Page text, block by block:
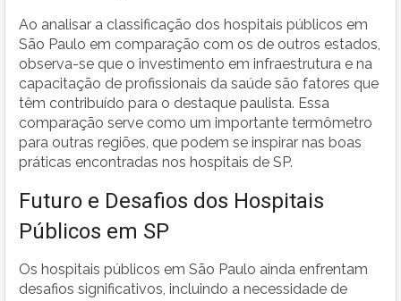
Ao analisar a classificação dos hospitais públicos em
São Paulo em comparação com os de outros estados,
observa-se que o investimento em infraestrutura e na
capacitação de profissionais da saúde são fatores que
têm contribuído para o destaque paulista. Essa
comparação serve como um importante termômetro
para outras regiões, que podem se inspirar nas boas
práticas encontradas nos hospitais de SP.
Futuro e Desafios dos Hospitais
Públicos em SP
Os hospitais públicos em São Paulo ainda enfrentam
desafios significativos, incluindo a necessidade de